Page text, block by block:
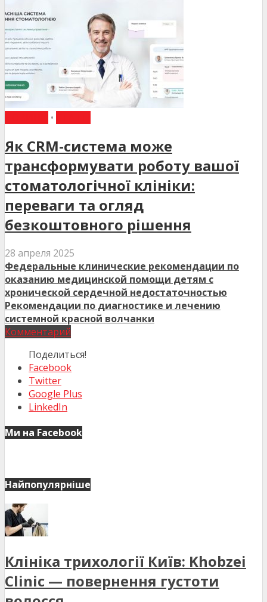
•
Як CRM-система може
трансформувати роботу вашої
стоматологічної клініки:
переваги та огляд
безкоштовного рішення
28 апреля 2025
Федеральные клинические рекомендации по
оказанию медицинской помощи детям с
хронической сердечной недостаточностью
Рекомендации по диагностике и лечению
системной красной волчанки
Комментарий
Поделиться!
Facebook
Twitter
Google Plus
LinkedIn
Ми на Facebook
Найпопулярніше
Клініка трихології Київ: Khobzei
Clinic — повернення густоти